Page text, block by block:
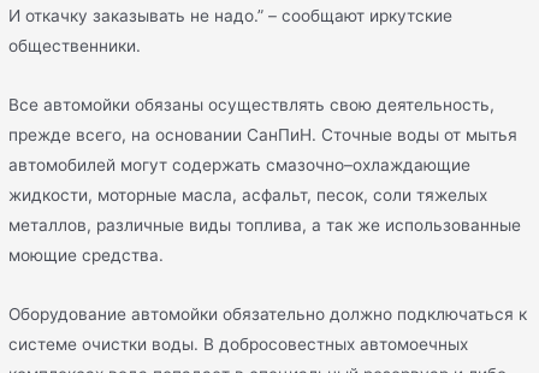
И откачку заказывать не надо.” – сообщают иркутские
общественники.
Все автомойки обязаны осуществлять свою деятельность,
прежде всего, на основании СанПиН. Сточные воды от мытья
автомобилей могут содержать смазочно–охлаждающие
жидкости, моторные масла, асфальт, песок, соли тяжелых
металлов, различные виды топлива, а так же использованные
моющие средства.
Оборудование автомойки обязательно должно подключаться к
системе очистки воды. В добросовестных автомоечных